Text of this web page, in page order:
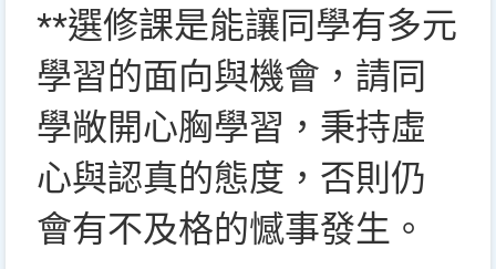
**選修課是能讓同學有多元
學習的面向與機會，請同
學敞開心胸學習，秉持虛
心與認真的態度，否則仍
會有不及格的憾事發生。